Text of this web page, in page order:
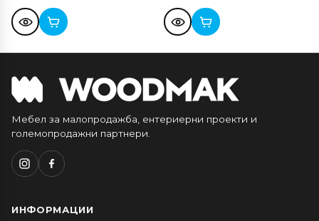
Мебел за малопродажба, ентериерни проекти и
големопродажни партнери.
ИНФОРМАЦИИ